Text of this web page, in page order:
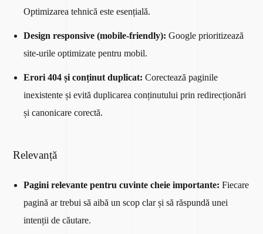
Optimizarea tehnică este esențială.
Design responsive (mobile-friendly): Google prioritizează
site-urile optimizate pentru mobil.
Erori 404 și conținut duplicat: Corectează paginile
inexistente și evită duplicarea conținutului prin redirecționări
și canonicare corectă.
Relevanță
Pagini relevante pentru cuvinte cheie importante: Fiecare
pagină ar trebui să aibă un scop clar și să răspundă unei
intenții de căutare.